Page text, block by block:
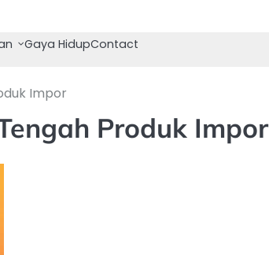
Gaya HidupContact
Impor
Produk Impor